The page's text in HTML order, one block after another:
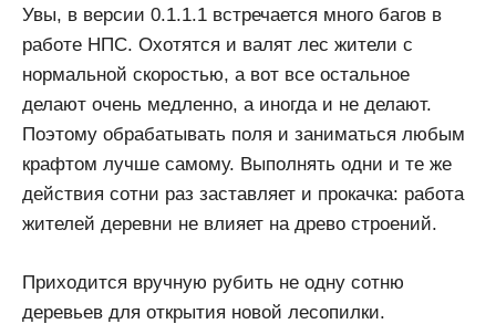
Увы, в версии 0.1.1.1 встречается много багов в
работе НПС. Охотятся и валят лес жители с
нормальной скоростью, а вот все остальное
делают очень медленно, а иногда и не делают.
Поэтому обрабатывать поля и заниматься любым
крафтом лучше самому. Выполнять одни и те же
действия сотни раз заставляет и прокачка: работа
жителей деревни не влияет на древо строений.
Приходится вручную рубить не одну сотню
деревьев для открытия новой лесопилки.